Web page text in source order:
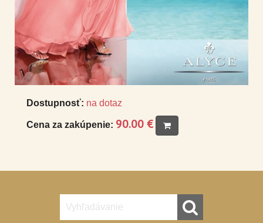
Dostupnosť: na dotaz
Cena za zakúpenie: 90.00 €